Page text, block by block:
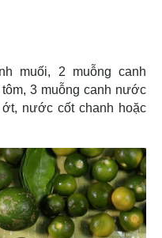
muối, 2 muỗng canh
3 muỗng canh nước
nước cốt chanh hoặc